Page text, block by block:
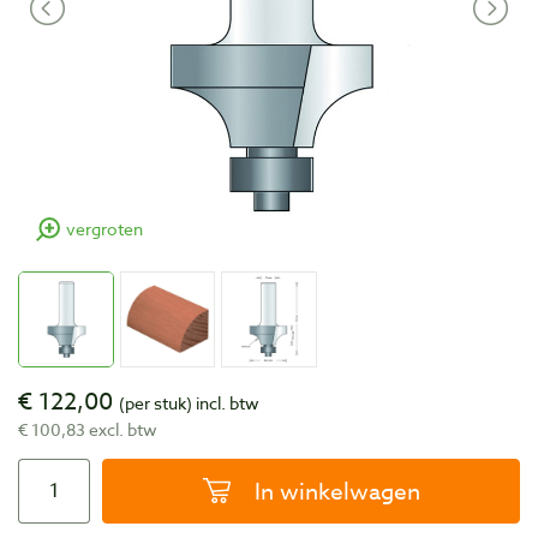
vergroten
€ 122,00 (per stuk) incl. btw
€ 100,83 excl. btw
In winkelwagen